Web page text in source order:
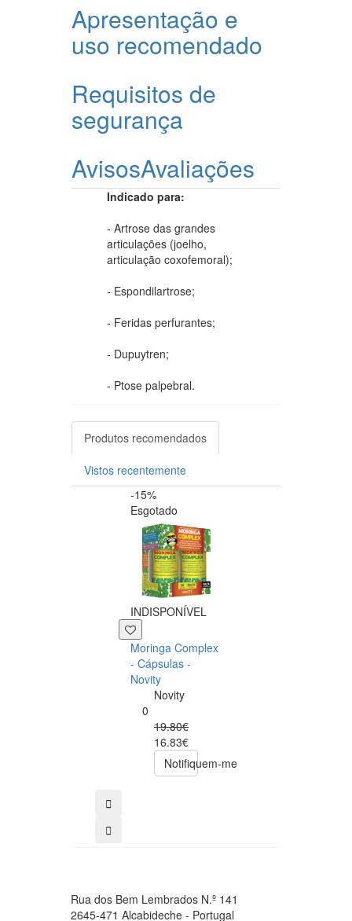
Apresentação e
uso recomendado
Requisitos de
segurança
AvisosAvaliações
Indicado para:
- Artrose das grandes
articulações (joelho,
articulação coxofemoral);
- Espondilartrose;
- Feridas perfurantes;
- Dupuytren;
- Ptose palpebral.
Produtos recomendados
Vistos recentemente
-15%
Esgotado
INDISPONÍVEL
Moringa Complex
- Cápsulas -
Novity
Novity
0
19.80€
16.83€
Notifiquem-me
Rua dos Bem Lembrados N.º 141
2645-471 Alcabideche - Portugal